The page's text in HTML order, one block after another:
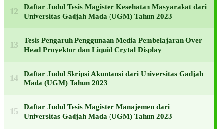
Daftar Judul Tesis Magister Kesehatan Masyarakat dari
Universitas Gadjah Mada (UGM) Tahun 2023
Tesis Pengaruh Penggunaan Media Pembelajaran Over
Head Proyektor dan Liquid Crytal Display
Daftar Judul Skripsi Akuntansi dari Universitas Gadjah
Mada (UGM) Tahun 2023
Daftar Judul Tesis Magister Manajemen dari
Universitas Gadjah Mada (UGM) Tahun 2023